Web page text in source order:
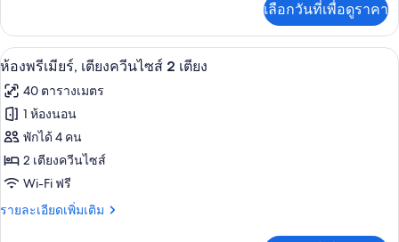
ไซส์
เตียง
(View)
เกี่ยว
กับ
ห้อง
เตียง
คิง
ไซส์
เตียง
(View)
เลือกวันที่เพื่อดูราคา
เปิด
ภาพถ่าย
ทั้งหมด
ของ
ห้อง
พรีเมียร์,
เตียง
ห้องพรีเมียร์, เตียงควีนไซส์ 2 เตียง |
6
ห้องพรีเมียร์, เตียงควีนไซส์ 2 เตียง
40 ตารางเมตร
1 ห้องนอน
พักได้ 4 คน
2 เตียงควีนไซส์
Wi-Fi ฟรี
รายละเอียดเพิ่มเติม
ราย